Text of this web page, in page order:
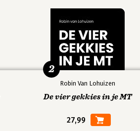
Robin Van Lohuizen
De vier gekkies in je MT
27,99
2